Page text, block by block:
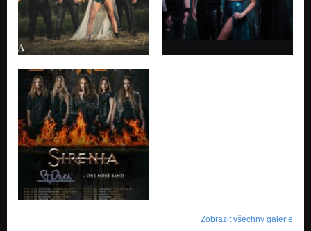
Zobrazit všechny galerie